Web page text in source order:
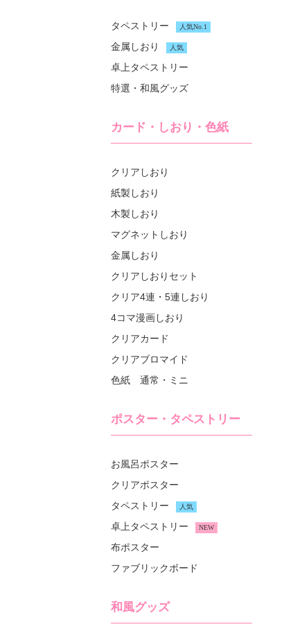
タペストリー 人気No.1
金属しおり 人気
卓上タペストリー
特選・和風グッズ
カード・しおり・色紙
クリアしおり
紙製しおり
木製しおり
マグネットしおり
金属しおり
クリアしおりセット
クリア4連・5連しおり
4コマ漫画しおり
クリアカード
クリアブロマイド
色紙 通常・ミニ
和風グッズ
ポスター・タペストリー
お風呂ポスター
クリアポスター
タペストリー
人気
卓上タペストリー NEW
布ポスター
ファブリックボード